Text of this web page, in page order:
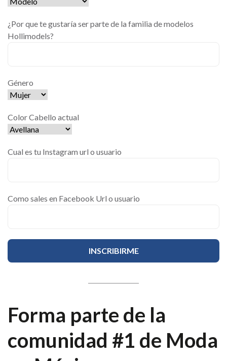
¿Por que te gustaría ser parte de la familia de modelos
Hollimodels?
Género
Color Cabello actual
Cual es tu Instagram url o usuario
Como sales en Facebook Url o usuario
Forma parte de la
comunidad #1 de Moda